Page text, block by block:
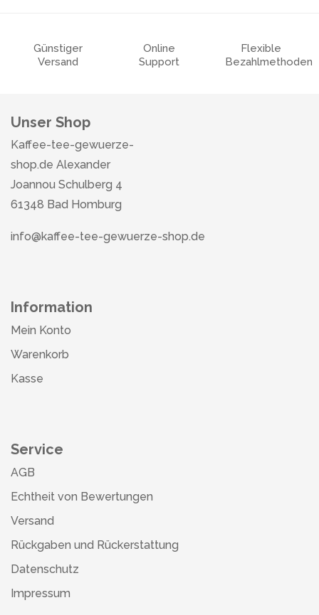
Günstiger
Versand
Online
Support
Flexible
Bezahlmethoden
Unser Shop
Kaffee-tee-gewuerze-
shop.de Alexander
Joannou Schulberg 4
61348 Bad Homburg
info@kaffee-tee-gewuerze-shop.de
Information
Mein Konto
Warenkorb
Kasse
Service
AGB
Echtheit von Bewertungen
Versand
Rückgaben und Rückerstattung
Datenschutz
Impressum